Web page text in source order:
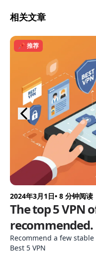
相关文章
📌 推荐
2024年3月1日• 8 分钟阅读
The top 5 VPN
recommended.
Recommend a few
Best 5 VPN